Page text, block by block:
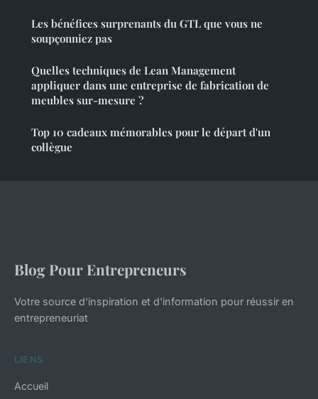
Les bénéfices surprenants du GTL que vous ne
soupçonniez pas
Quelles techniques de Lean Management
appliquer dans une entreprise de fabrication de
meubles sur-mesure ?
Top 10 cadeaux mémorables pour le départ d'un
collègue
Blog Pour Entrepreneurs
Votre source d'inspiration et d'information pour réussir en
entrepreneuriat
LIENS
Accueil